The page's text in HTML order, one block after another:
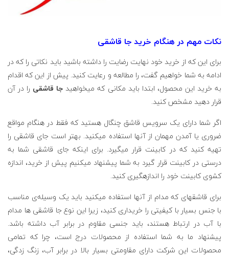
نکات مهم در هنگام خرید جا قاشقی
برای این که از خرید خود نهایت رضایت را داشته باشید باید نکاتی را که در
ادامه به شما خواهیم گفت، را مطالعه و رعایت کنید. پیش از این که اقدام
به خرید این محصول، ابتدا باید مکانی که می­خواهید جا قاشقی را در آن
قرار دهید مشخص کنید.
اگر شما دارای یک سرویس قاشق چنگال هستید که فقط در هنگام مواقع
ضروری یا آمدن مهمان از آنها استفاده می­کنید. بهتر است جای قاشقی را
تهیه کنید که در کابینت قرار می­گیرد. برای اینکه جای قاشقی شما به
درستی در کابینت قرار گیرد به شما پیشنهاد می­کنیم پیش از خرید، اندازه
کشوی کابینت خود را اندازه­گیری کنید.
برای قاشق­های که مدام از آنها استفاده می­کنید باید یک وسیله‌ی مناسب
با جنس بسیار با کیفیتی را خریداری کنید، زیرا این نوع جا قاشقی­ ها مدام
با آب در ارتباط هستند، باید جنسی مقاوم در برابر آب داشته باشد.
پیشنهاد ما به شما استفاده از محصولات درج است، چرا که تمامی
محصولات این شرکت دارای مقاومتی بسیار بالا در برابر آب، زنگ زدگی،